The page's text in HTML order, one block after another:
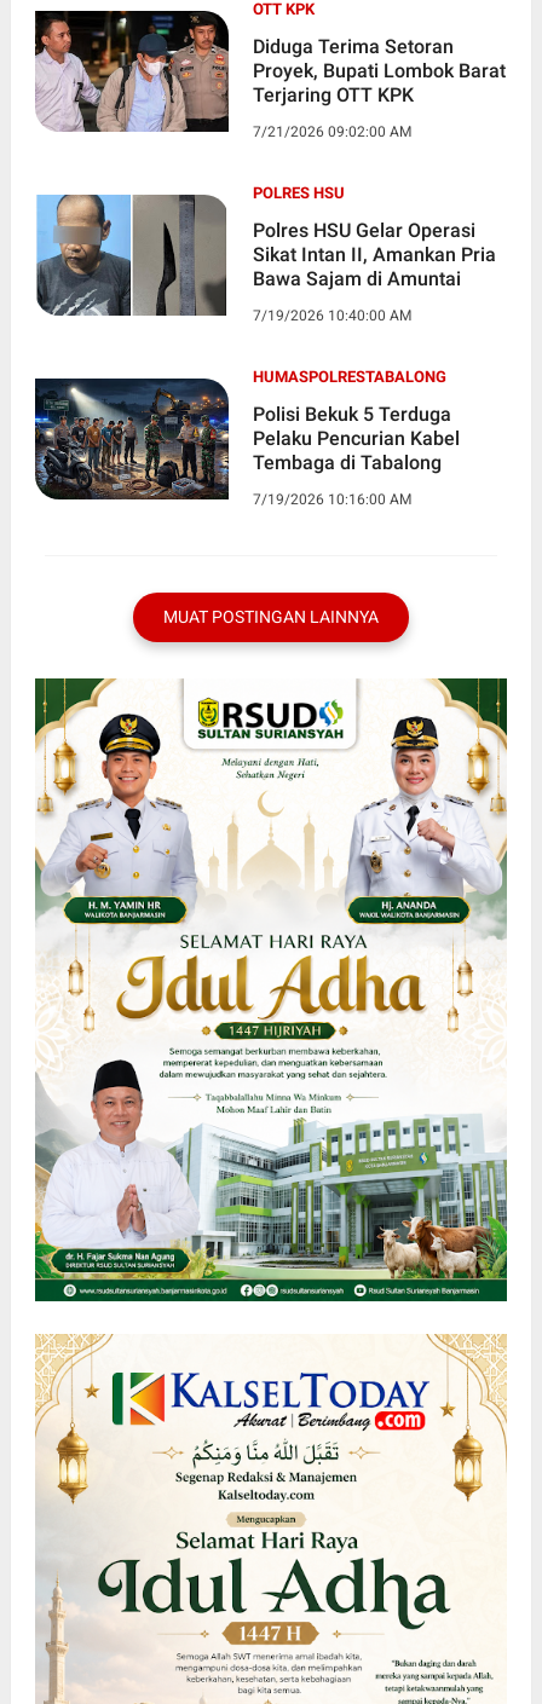
OTT KPK
Diduga Terima Setoran
Proyek, Bupati Lombok Barat
Terjaring OTT KPK
7/21/2026 09:02:00 AM
POLRES HSU
Polres HSU Gelar Operasi
Sikat Intan II, Amankan Pria
Bawa Sajam di Amuntai
7/19/2026 10:40:00 AM
HUMASPOLRESTABALONG
Polisi Bekuk 5 Terduga
Pelaku Pencurian Kabel
Tembaga di Tabalong
7/19/2026 10:16:00 AM
MUAT POSTINGAN LAINNYA